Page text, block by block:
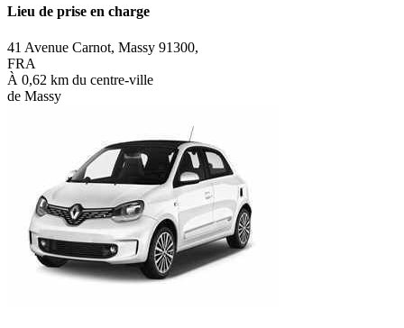
Lieu de prise en charge
41 Avenue Carnot, Massy 91300,
FRA
À 0,62 km du centre-ville
de Massy